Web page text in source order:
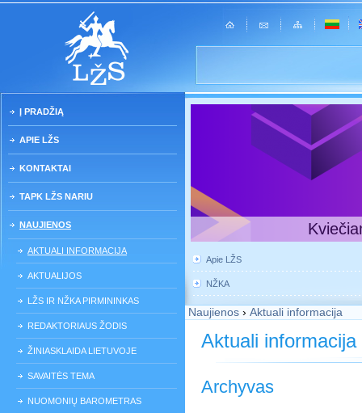
Į PRADŽIĄ
APIE LŽS
KONTAKTAI
TAPK LŽS NARIU
NAUJIENOS
AKTUALI INFORMACIJA
AKTUALIJOS
LŽS IR NŽKA PIRMININKAS
REDAKTORIAUS ŽODIS
ŽINIASKLAIDA LIETUVOJE
SAVAITĖS TEMA
NUOMONIŲ BAROMETRAS
Apie LŽS
NŽKA
Naujienos › Aktuali informacija
Aktuali informacija
Archyvas